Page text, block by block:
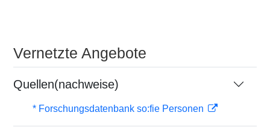
Vernetzte Angebote
Quellen(nachweise)
* Forschungsdatenbank so:fie Personen